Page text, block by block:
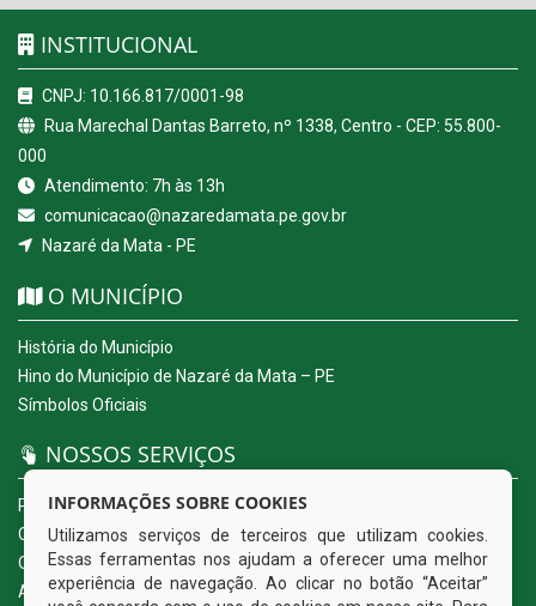
INSTITUCIONAL
CNPJ: 10.166.817/0001-98
Rua Marechal Dantas Barreto, nº 1338, Centro - CEP: 55.800-
000
Atendimento: 7h às 13h
comunicacao@nazaredamata.pe.gov.br
Nazaré da Mata - PE
O MUNICÍPIO
História do Município
Hino do Município de Nazaré da Mata – PE
Símbolos Oficiais
NOSSOS SERVIÇOS
Portal da Transparência
Carta de Serviços ao Usuário
Ouvidoria Eletrônica
Acesso a Informação (eSIC)
INFORMAÇÕES SOBRE COOKIES
Utilizamos serviços de terceiros que utilizam cookies.
Essas ferramentas nos ajudam a oferecer uma melhor
experiência de navegação. Ao clicar no botão “Aceitar”